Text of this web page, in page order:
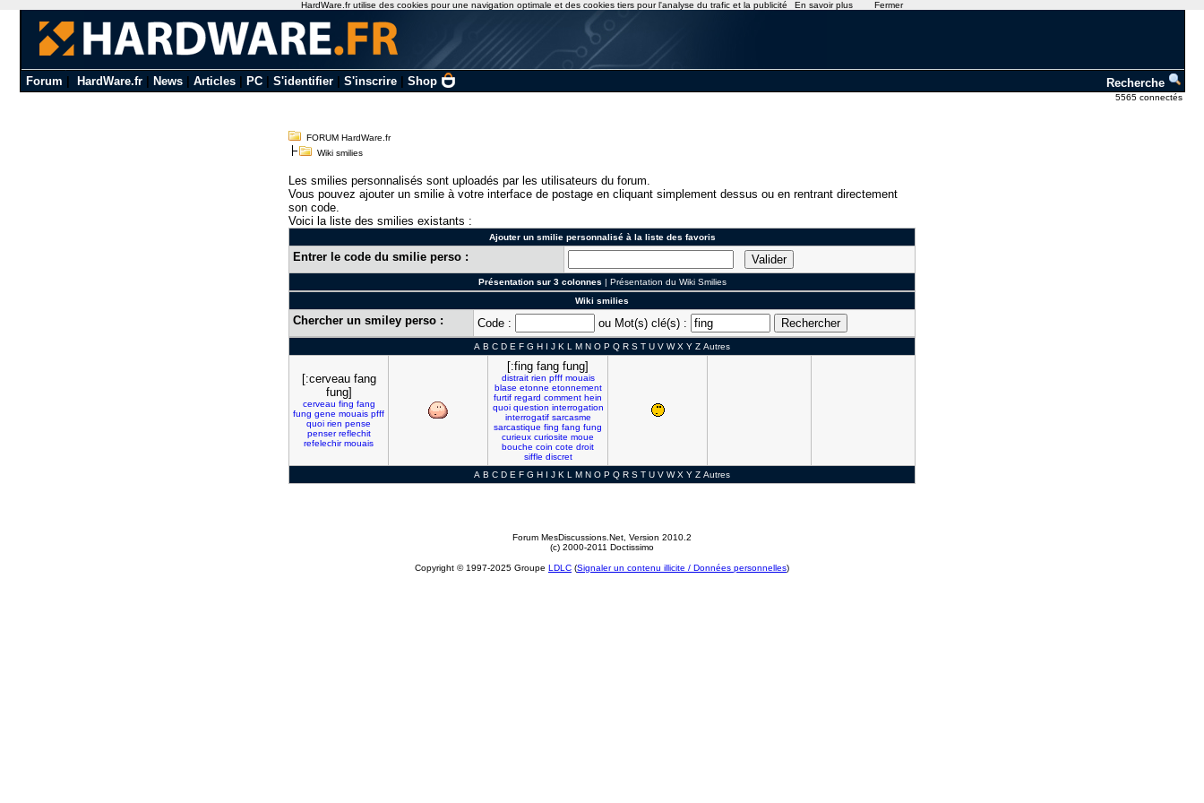
Forum HardWare.fr| News| Articles| PC| S'identifier| S'inscrire| Shop Recherche
5565 connectés
FORUM HardWare.fr
Wiki smilies
Les smilies personnalisés sont uploadés par les utilisateurs du forum.
Vous pouvez ajouter un smilie à votre interface de postage en cliquant simplement dessus ou en rentrant directement
son code.
Voici la liste des smilies existants :
Ajouter un smilie personnalisé à la liste des favoris
Entrer le code du smilie perso :
Présentation sur 3 colonnes | Présentation du Wiki Smilies
Wiki smilies
Chercher un smiley perso : Code : ou Mot(s) clé(s) :
A B C D E F G H I J K L M N O P Q R S T U V W X Y Z Autres
[:cerveau fang
fung]
cerveau fing fang
fung gene mouais pfff
quoi rien pense
penser reflechit
refelechir mouais
[:fing fang fung]
distrait rien pfff mouais
blase etonne etonnement
furtif regard comment hein
quoi question interrogation
interrogatif sarcasme
sarcastique fing fang fung
curieux curiosite moue
bouche coin cote droit
siffle discret
A B C D E F G H I J K L M N O P Q R S T U V W X Y Z Autres
Forum MesDiscussions.Net , Version 2010.2
(c) 2000-2011 Doctissimo
Copyright © 1997-2025 Groupe LDLC (Signaler un contenu illicite / Données personnelles)
HardWare.fr utilise des cookies pour une navigation optimale et des cookies tiers pour l'analyse du trafic et la publicité En savoir plus Fermer